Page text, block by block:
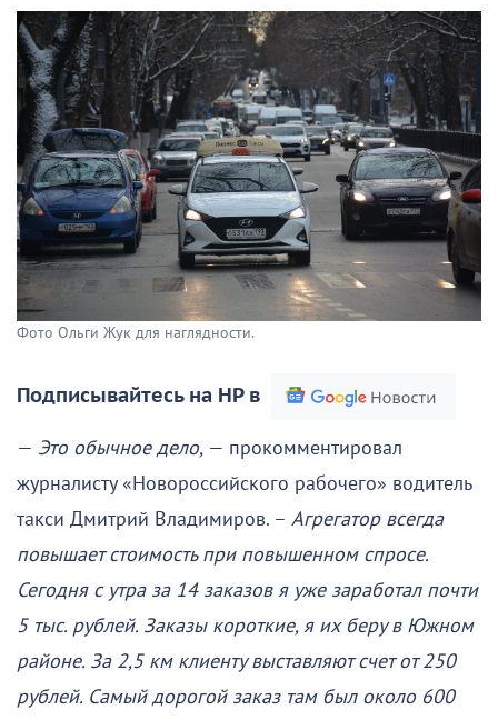
Фото Ольги Жук для наглядности.
Подписывайтесь на НР в
— Это обычное дело, — прокомментировал
журналисту «Новороссийского рабочего» водитель
такси Дмитрий Владимиров. – Агрегатор всегда
повышает стоимость при повышенном спросе.
Сегодня с утра за 14 заказов я уже заработал почти
5 тыс. рублей. Заказы короткие, я их беру в Южном
районе. За 2,5 км клиенту выставляют счет от 250
рублей. Самый дорогой заказ там был около 600